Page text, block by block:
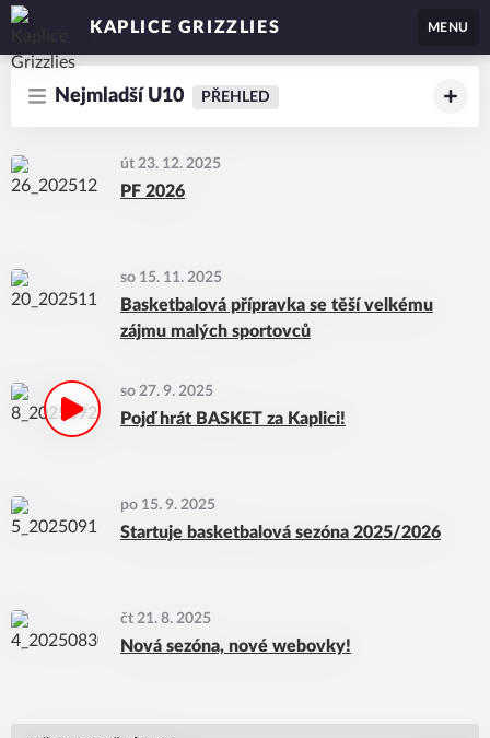
KAPLICE GRIZZLIES MENU
Nejmladší U10 PŘEHLED
út 23. 12. 2025
PF 2026
so 15. 11. 2025
Basketbalová přípravka se těší velkému
zájmu malých sportovců
so 27. 9. 2025
Pojď hrát BASKET za Kaplici!
po 15. 9. 2025
Startuje basketbalová sezóna 2025/2026
čt 21. 8. 2025
Nová sezóna, nové webovky!